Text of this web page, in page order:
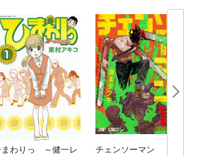
まわりっ ～健一レ
チェンソーマン